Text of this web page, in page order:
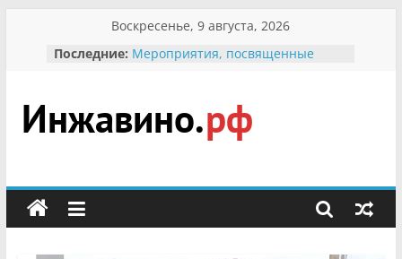
содержимому
Воскресенье, 9 августа, 2026
Последние: Мероприятия, посвященные
гражданин Инжавинского округа»
участнице Великой
Отечественной, фронтовичке
Безопасность в сети Интернет
мероприятии «Сохраним
Инжавино.рф
сельский
портал